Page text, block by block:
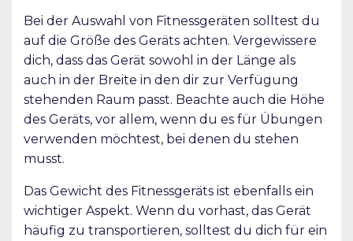
Bei der Auswahl von Fitnessgeräten solltest du
auf die Größe des Geräts achten. Vergewissere
dich, dass das Gerät sowohl in der Länge als
auch in der Breite in den dir zur Verfügung
stehenden Raum passt. Beachte auch die Höhe
des Geräts, vor allem, wenn du es für Übungen
verwenden möchtest, bei denen du stehen
musst.
Das Gewicht des Fitnessgeräts ist ebenfalls ein
wichtiger Aspekt. Wenn du vorhast, das Gerät
häufig zu transportieren, solltest du dich für ein